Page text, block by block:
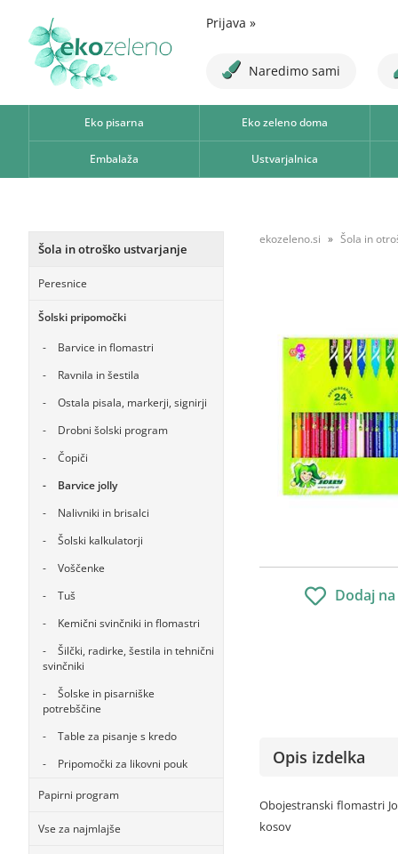
Prijava »
Naredimo sami
Eko pisarna Eko zeleno doma
Embalaža Ustvarjalnica
Šola in otroško ustvarjanje
Peresnice
Šolski pripomočki
Barvice in flomastri
Ravnila in šestila
Ostala pisala, markerji, signirji
Drobni šolski program
Čopiči
Barvice jolly
Nalivniki in brisalci
Šolski kalkulatorji
Voščenke
Tuš
Kemični svinčniki in flomastri
Šilčki, radirke, šestila in tehnični
svinčniki
Šolske in pisarniške
potrebščine
Table za pisanje s kredo
Pripomočki za likovni pouk
Papirni program
Vse za najmlajše
ekozeleno.si Šola in
Dodaj
Opis izdelka
Obojestranski flomastri
kosov